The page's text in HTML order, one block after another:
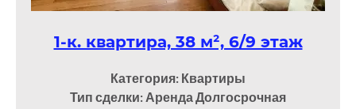
1-к. квартира, 38 м², 6/9 этаж
Категория: Квартиры
Тип сделки: Аренда Долгосрочная